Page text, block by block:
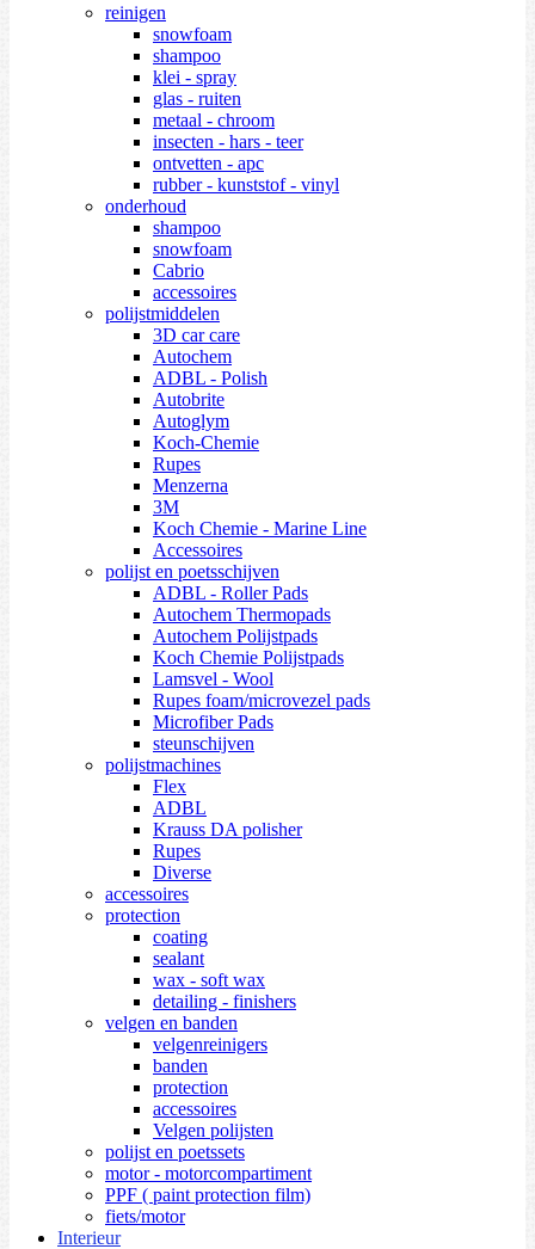
reinigen
snowfoam
shampoo
klei - spray
glas - ruiten
metaal - chroom
insecten - hars - teer
ontvetten - apc
rubber - kunststof - vinyl
onderhoud
shampoo
snowfoam
Cabrio
accessoires
polijstmiddelen
3D car care
Autochem
ADBL - Polish
Autobrite
Autoglym
Koch-Chemie
Rupes
Menzerna
3M
Koch Chemie - Marine Line
Accessoires
polijst en poetsschijven
ADBL - Roller Pads
Autochem Thermopads
Autochem Polijstpads
Koch Chemie Polijstpads
Lamsvel - Wool
Rupes foam/microvezel pads
Microfiber Pads
steunschijven
polijstmachines
Flex
ADBL
Krauss DA polisher
Rupes
Diverse
accessoires
protection
coating
sealant
wax - soft wax
detailing - finishers
velgen en banden
velgenreinigers
banden
protection
accessoires
Velgen polijsten
polijst en poetssets
motor - motorcompartiment
PPF ( paint protection film)
fiets/motor
Interieur